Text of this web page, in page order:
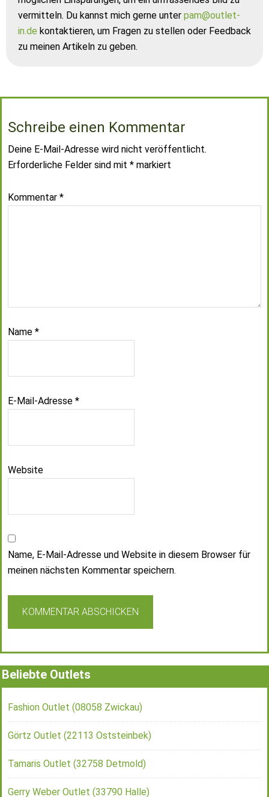
vermitteln. Du kannst mich gerne unter pam@outlet-
in.de kontaktieren, um Fragen zu stellen oder Feedback
zu meinen Artikeln zu geben.
Schreibe einen Kommentar
Deine E-Mail-Adresse wird nicht veröffentlicht.
Erforderliche Felder sind mit * markiert
Kommentar *
Name *
E-Mail-Adresse *
Website
Name, E-Mail-Adresse und Website in diesem Browser für
meinen nächsten Kommentar speichern.
Beliebte Outlets
Fashion Outlet (08058 Zwickau)
Görtz Outlet (22113 Oststeinbek)
Tamaris Outlet (32758 Detmold)
Gerry Weber Outlet (33790 Halle)